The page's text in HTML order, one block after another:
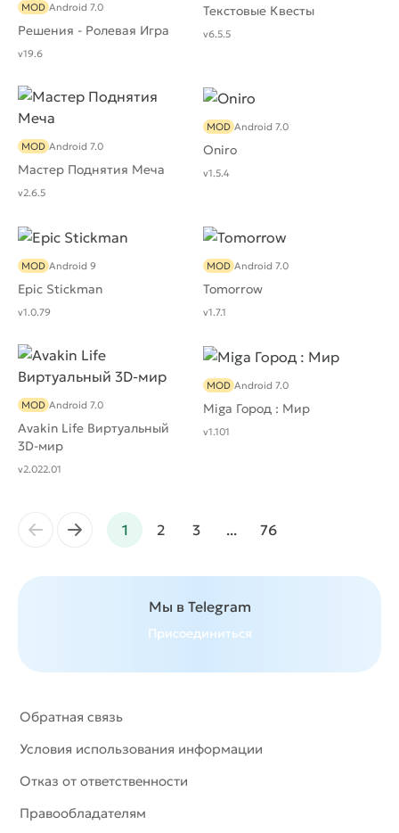
Решения - Ролевая Игра
MOD Android 7.0
v19.6
Текстовые Квесты
v6.5.5
Мастер Поднятия Меча
MOD Android 7.0
v2.6.5
Oniro
MOD Android 7.0
v1.5.4
Epic Stickman
MOD Android 9
v1.0.79
Tomorrow
MOD Android 7.0
v1.7.1
Avakin Life Виртуальный
3D-мир
MOD Android 7.0
v2.022.01
Miga Город : Мир
MOD Android 7.0
v1.101
← → 1 2 3 ... 76
Мы в Telegram
Присоединиться
Обратная связь
Условия использования информации
Отказ от ответственности
Правообладателям